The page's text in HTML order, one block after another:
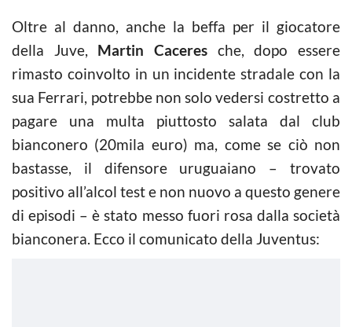
Oltre al danno, anche la beffa per il giocatore
della Juve, Martin Caceres che, dopo essere
rimasto coinvolto in un incidente stradale con la
sua Ferrari, potrebbe non solo vedersi costretto a
pagare una multa piuttosto salata dal club
bianconero (20mila euro) ma, come se ciò non
bastasse, il difensore uruguaiano – trovato
positivo all’alcol test e non nuovo a questo genere
di episodi – è stato messo fuori rosa dalla società
bianconera. Ecco il comunicato della Juventus: